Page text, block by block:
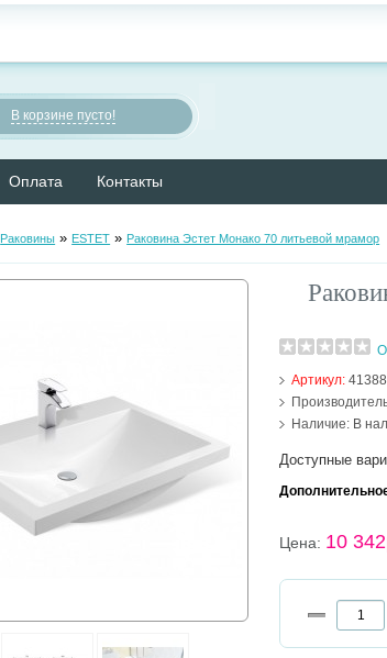
В корзине пусто!
Оплата Контакты
Раковины » ESTET » Раковина Эстет Монако 70 литьевой мрамор
Артикул:41388
Наличие: В
Доступные
Цена: 10